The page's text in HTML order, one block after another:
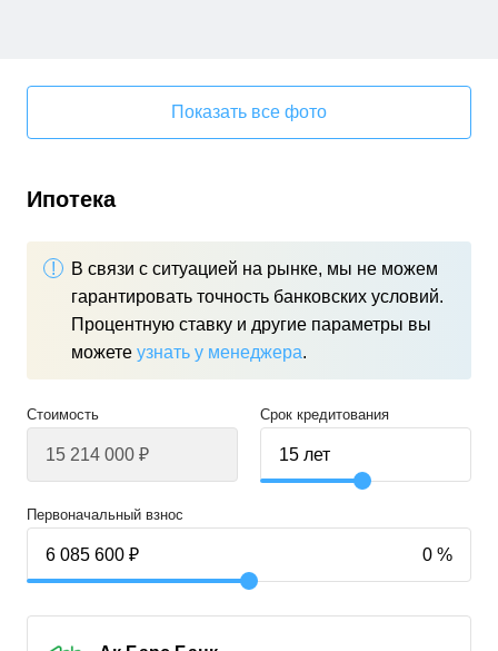
Показать все фото
Ипотека
В связи с ситуацией на рынке, мы не можем
гарантировать точность банковских условий.
Процентную ставку и другие параметры вы
можете узнать у менеджера.
Стоимость
Первоначальный взнос
Срок кредитования